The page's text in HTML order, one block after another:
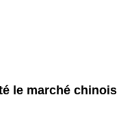
le marché chinois